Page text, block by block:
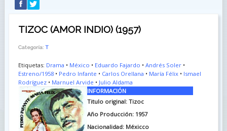
TIZOC (AMOR INDIO) (1957)
Categoría: T
Etiquetas: Drama • México • Eduardo Fajardo • Andrés Soler•
Estreno/1958• Pedro Infante • Carlos Orellana • María Félix• Ismael
Rodríguez• Marnuel Arvide • Julio Aldama
INFORMACIÓN
Titulo original: Tizoc
Año Producción: 1957
Nacionalidad: Méxicco